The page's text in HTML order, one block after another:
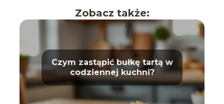
Zobacz także:
Czym zastąpić bułkę tartą w
codziennej kuchni?